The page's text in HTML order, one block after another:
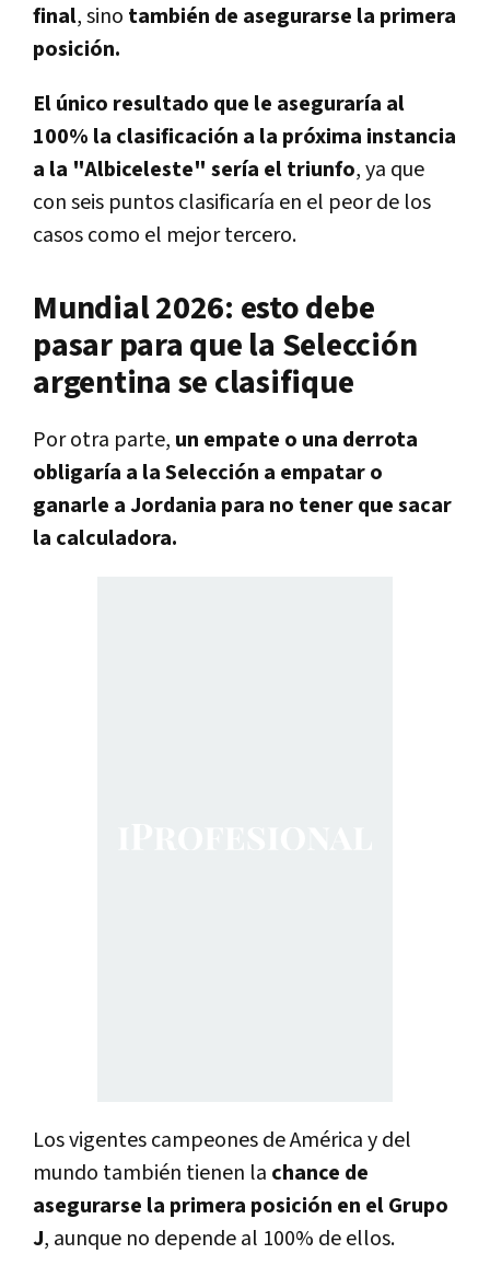
final, sino también de asegurarse la primera
posición.
El único resultado que le aseguraría al
100% la clasificación a la próxima instancia
a la "Albiceleste" sería el triunfo, ya que
con seis puntos clasificaría en el peor de los
casos como el mejor tercero.
Mundial 2026: esto debe
pasar para que la Selección
argentina se clasifique
Por otra parte, un empate o una derrota
obligaría a la Selección a empatar o
ganarle a Jordania para no tener que sacar
la calculadora.
Los vigentes campeones de América y del
mundo también tienen la chance de
asegurarse la primera posición en el Grupo
J, aunque no depende al 100% de ellos.